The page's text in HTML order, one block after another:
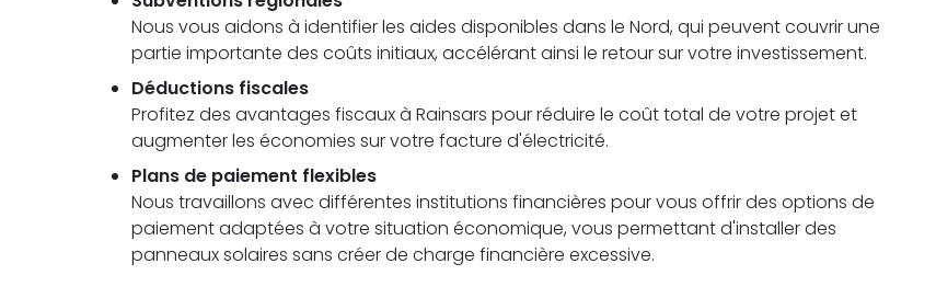
Nous vous aidons à identifier les aides disponibles dans le Nord, qui peuvent couvrir une
partie importante des coûts initiaux, accélérant ainsi le retour sur votre investissement.
Déductions fiscales
Profitez des avantages fiscaux à Rainsars pour réduire le coût total de votre projet et
augmenter les économies sur votre facture d'électricité.
Plans de paiement flexibles
Nous travaillons avec différentes institutions financières pour vous offrir des options de
paiement adaptées à votre situation économique, vous permettant d'installer des
panneaux solaires sans créer de charge financière excessive.